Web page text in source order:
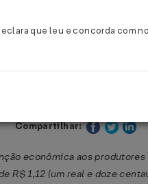
Federal
1363 DE 30/
Compartilhar:
econômica aos
R$ 1,12 (um real e doze
que leu e concorda com